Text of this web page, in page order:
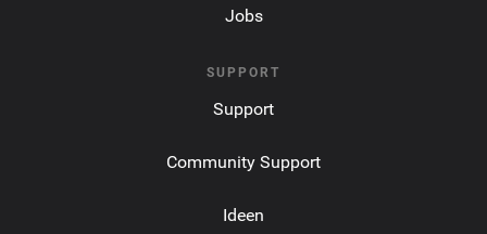
Jobs
SUPPORT
Support
Community Support
Ideen